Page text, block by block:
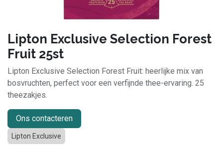
Lipton Exclusive Selection Forest
Fruit 25st
Lipton Exclusive Selection Forest Fruit: heerlijke mix van
bosvruchten, perfect voor een verfijnde thee-ervaring. 25
theezakjes.
Ons contacteren
Lipton Exclusive